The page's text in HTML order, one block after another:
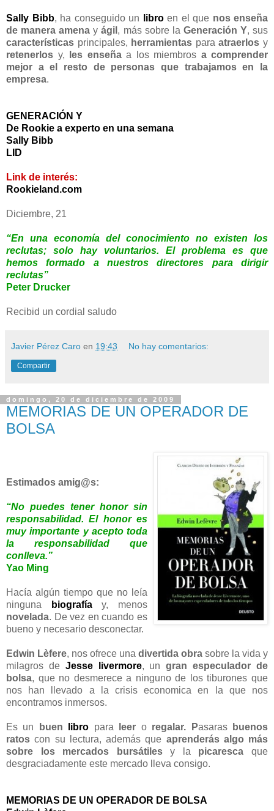
Sally Bibb, ha conseguido un libroen el que nos enseña
de manera amena yágil , más sobre la Generación Y, sus
características principales, herramientas paraatraerlos y
retenerlos y, les enseñaa los miembros a comprender
mejor a el resto de personas que trabajamos en la
empresa.
GENERACIÓN Y
De Rookie a experto en una semana
Sally Bibb
LID
Link de interés:
Rookieland.com
Diciembre, 21
“En una economía del conocimiento no existen los
reclutas; solo hay voluntarios. El problema es que
hemos formado a nuestros directores para dirigir
reclutas”
Peter Drucker
Recibid un cordial saludo
Javier Pérez Caro en 19:43 No hay comentarios:
Compartir
domingo, 20 de diciembre de 2009
MEMORIAS DE UN OPERADOR DE
BOLSA
Estimados amig@s:
“No puedes tener honor sin
responsabilidad. El honor es
muy importante y acepto toda
la responsabilidad que
conlleva.”
Yao Ming
Hacía algún tiempo que no leía
ninguna
biografíay, menos
novelada. De vez en cuando es
bueno y necesario desconectar.
Edwin Lèfere, nos ofrece una divertida obra sobre la vida y
milagros de Jesse livermore, ungran especulador de
bolsa, que no desmerece a ninguno de los tiburones que
nos han llevado a la crisis economica en la que nos
encontramos inmersos.
Es un buen libro para leer o regalar. Pasaras
buenos
ratos con su lectura, además que aprenderás algo más
sobre los mercados bursátilesy la picaresca que
desgraciadamente este mercado lleva consigo.
MEMORIAS DE UN OPERADOR DE BOLSA